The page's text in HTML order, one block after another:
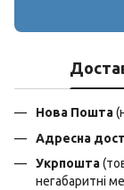
Нова Пошта
Адресна
Укрпошта
негабаритні